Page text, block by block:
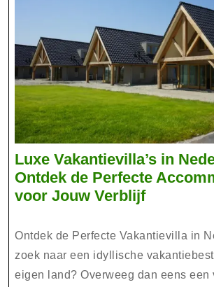
Luxe Vakantievilla’s in
Ontdek de Perfecte
voor Jouw VerblijfLuxe
in
Ontdek de Perfecte Vakantievilla in
zoek naar een idyllische
eigen land? Overweeg dan eens een